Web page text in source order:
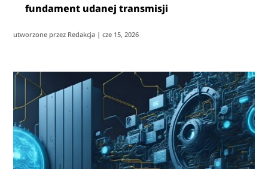
fundament udanej transmisji
utworzone przez Redakcja |cze 15, 2026